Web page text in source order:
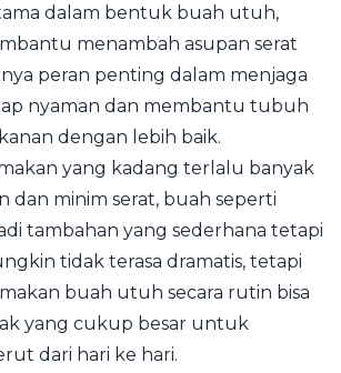
dalam bentuk buah utuh,
menambah asupan serat
peran penting dalam menjaga
nyaman dan membantu tubuh
dengan lebih baik.
yang kadang terlalu banyak
dan minim serat, buah seperti
tambahan yang sederhana tetapi
tidak terasa dramatis, tetapi
buah utuh secara rutin bisa
yang cukup besar untuk
dari hari ke hari.